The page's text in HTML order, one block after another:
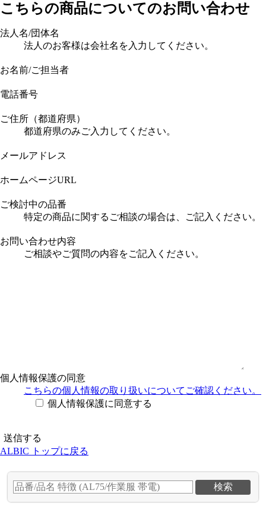
こちらの商品についてのお問い合わせ
法人名/団体名
法人のお客様は会社名を入力してください。
お名前/ご担当者
電話番号
ご住所（都道府県）
都道府県のみご入力してください。
メールアドレス
ホームページURL
ご検討中の品番
特定の商品に関するご相談の場合は、ご記入ください。
お問い合わせ内容
ご相談やご質問の内容をご記入ください。
個人情報保護の同意
こちらの個人情報の取り扱いについてご確認ください。
個人情報保護に同意する
ALBIC トップに戻る